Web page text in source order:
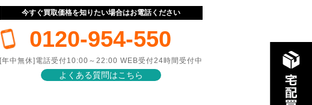
今すぐ買取価格を知りたい場合はお電話ください
0120-954-550
[年中無休]電話受付10:00～22:00 WEB受付24時間受付中
よくある質問はこちら